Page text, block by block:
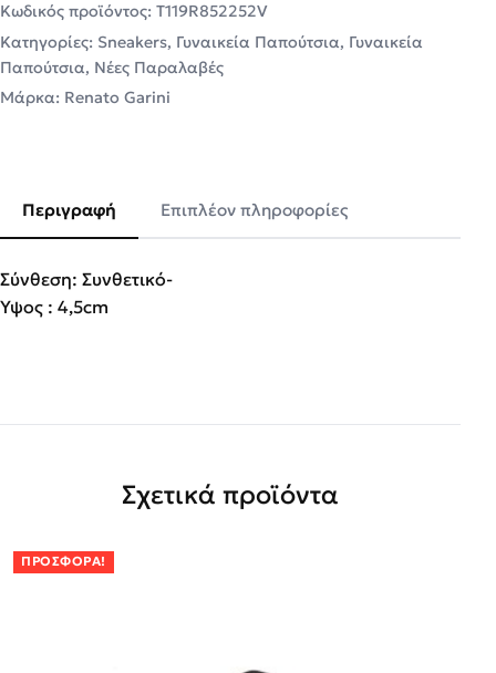
Κωδικός προϊόντος: T119R852252V
Κατηγορίες: Sneakers, Γυναικεία Παπούτσια, Γυναικεία
Παπούτσια, Νέες Παραλαβές
Μάρκα: Renato Garini
Περιγραφή Επιπλέον πληροφορίες
Σύνθεση: Συνθετικό-
Ύψος : 4,5cm
Σχετικά προϊόντα
ΠΡΟΣΦΟΡΆ!